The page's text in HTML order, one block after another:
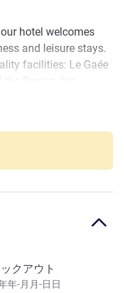
hotel welcomes
and leisure stays.
facilities: Le Gaée
a cocktail bar, a
for professional or
sq.ft of modular
is within easy
a stone's throw
Poitevin Marsh!
クアウト
年-月月-日日